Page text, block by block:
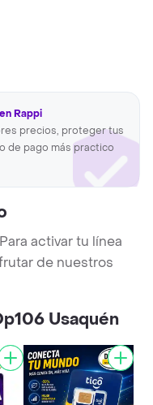
Rappi
precios, proteger tus
de pago más practico
activar tu línea
de nuestros
Usaquén